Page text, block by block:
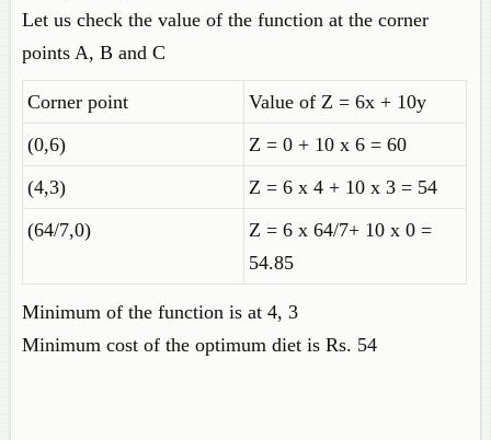
Let us check the value of the function at the corner
points A, B and C
Corner point
Value of Z = 6x + 10y
(0,6)
Z = 0 + 10 x 6 = 60
(4,3)
Z = 6 x 4 + 10 x 3 = 54
(64/7,0)
Z = 6 x 64/7+ 10 x 0 =
54.85
Minimum of the function is at 4, 3
Minimum cost of the optimum diet is Rs. 54